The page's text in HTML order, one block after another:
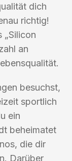
dich
richtig!
„Silicon
an
besuchst,
sportlich
ein
beheimatet
die dir
Darüber